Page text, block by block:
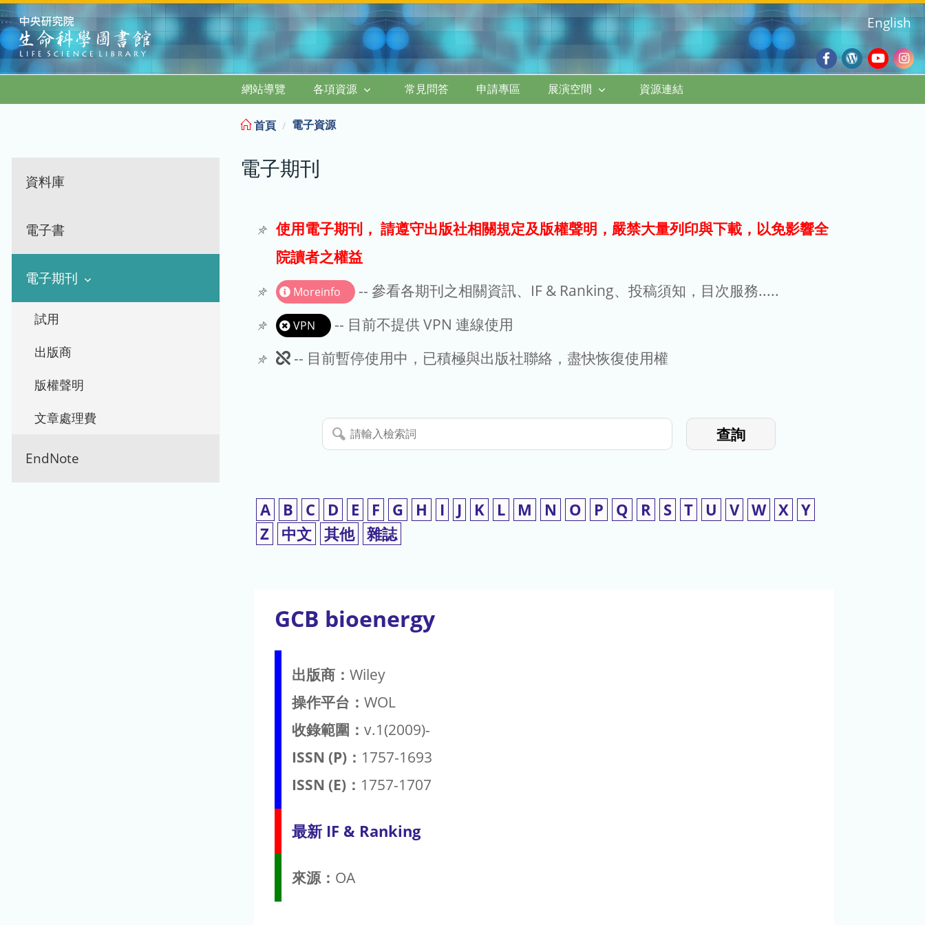
:::
Facebook
Wordpress
Blog
English
網站導覽 各項資源 常見問答 申請專區 展演空間 資源連結
資料庫
電子書
電子期刊
試用
出版商
版權聲明
文章處理費
EndNote
首頁 電子資源
電子期刊
使用電子期刊， 請遵守出版社相關規定及版權聲明，嚴禁大量列印與下載，以免影響全
院讀者之權益
Moreinfo -- 參看各期刊之相關資訊、IF & Ranking、投稿須知，目次服務.....
VPN
-- 目前不提供 VPN 連線使用
此
使
用
-- 目前暫停使用中，已積極與出版社聯絡，盡快恢復使用權
請
輸
索
詞
查詢
A B C D E F G H I J K L M N O P Q R S T U V W X Y
Z
中文 其他 雜誌
GCB bioenergy
出版商： Wiley
操作平台： WOL
收錄範圍： v.1(2009)-
ISSN (P)： 1757-1693
ISSN (E)： 1757-1707
最新 IF & Ranking
來源： OA